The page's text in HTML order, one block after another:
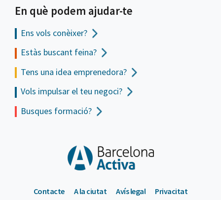
En què podem ajudar-te
Ens vols conèixer?
Estàs buscant feina?
Tens una idea emprenedora?
Vols impulsar el teu negoci?
Busques formació?
Contacte A la ciutat Avís legal Privacitat